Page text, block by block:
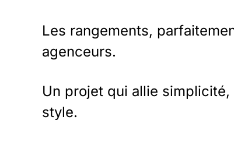
Les rangements,
agenceurs.
Un projet qui allie
style.